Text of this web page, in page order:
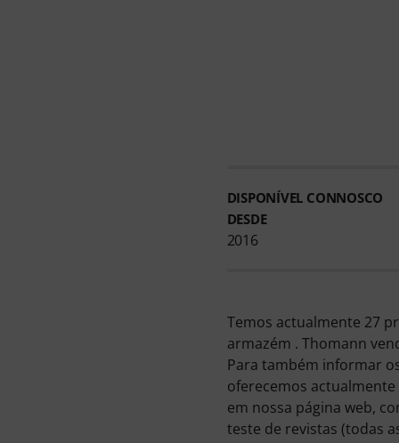
DISPONÍVEL CONNOSCO
DESDE
2016
Temos actualmente 27
armazém . Thomann
Para também informar
oferecemos
em nossa página web,
teste de revistas (todas